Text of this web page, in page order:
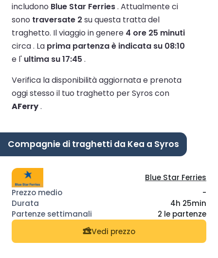
includono Blue Star Ferries. Attualmente ci
sono traversate 2 su questa tratta del
traghetto. Il viaggio in genere 4 ore 25 minuti
circa . La prima partenza è indicata su 08:10
e l' ultima su 17:45 .
Verifica la disponibilità aggiornata e prenota
oggi stesso il tuo traghetto per Syros con
AFerry.
Compagnie di traghetti da Kea a Syros
Blue Star Ferries
-
4h 25min
2 le partenze
Vedi prezzo